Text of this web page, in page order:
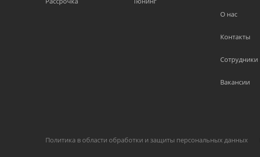
О нас
Контакты
Сотрудники
Вакансии
Политика в области обработки и защиты персональных данных